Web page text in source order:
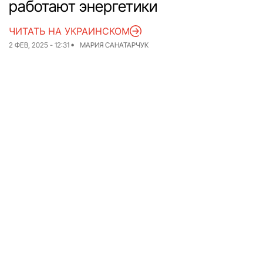
Блог
Проекты
Спецпроекты
Архив проектов
работают энергетики
2 ФЕВ, 2025 - 12:31 МАРИЯ САНАТАРЧУК
ЧИТАТЬ НА УКРАИНСКОМ